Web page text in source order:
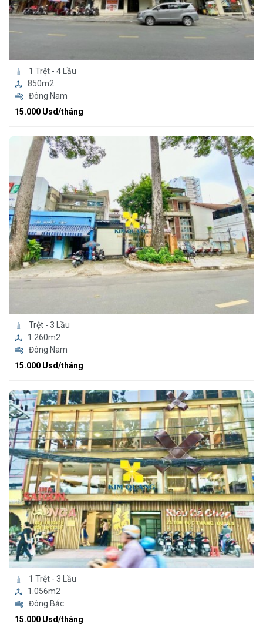
1 Trệt - 4 Lầu
850m2
Đông Nam
15.000 Usd/tháng
Trệt - 3 Lầu
1.260m2
Đông Nam
15.000 Usd/tháng
1 Trệt - 3 Lầu
1.056m2
Đông Bắc
15.000 Usd/tháng